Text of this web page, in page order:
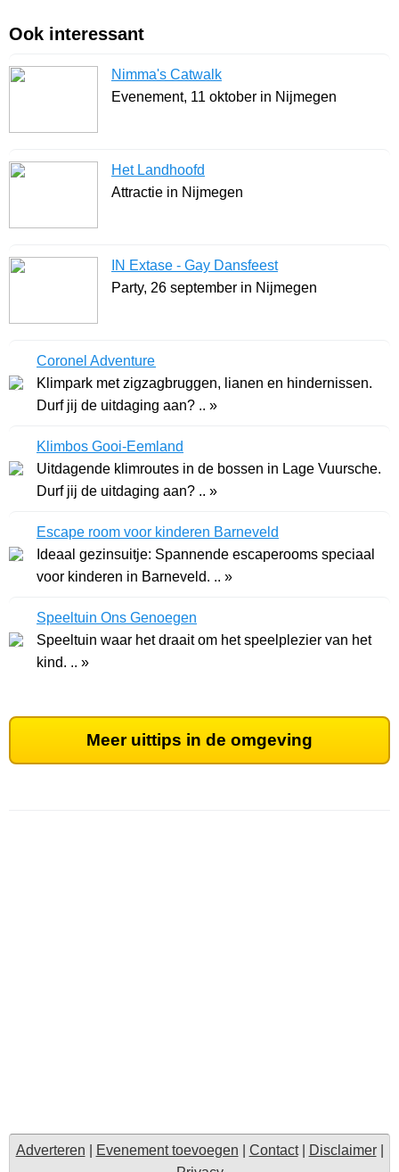
Ook interessant
Nimma's Catwalk
Evenement, 11 oktober in Nijmegen
Het Landhoofd
Attractie in Nijmegen
IN Extase - Gay Dansfeest
Party, 26 september in Nijmegen
Coronel Adventure
Klimpark met zigzagbruggen, lianen en hindernissen.
Durf jij de uitdaging aan? .. »
Klimbos Gooi-Eemland
Uitdagende klimroutes in de bossen in Lage Vuursche.
Durf jij de uitdaging aan? .. »
Escape room voor kinderen Barneveld
Ideaal gezinsuitje: Spannende escaperooms speciaal
voor kinderen in Barneveld. .. »
Speeltuin Ons Genoegen
Speeltuin waar het draait om het speelplezier van het
kind. .. »
Meer uittips in de omgeving
Adverteren Evenement toevoegen Contact| Disclaimer|